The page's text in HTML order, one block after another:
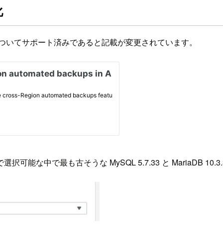
てサポート済みであると記載が変更されています。
択可能な中で最も古そうな MySQL 5.7.33 と MariaDB